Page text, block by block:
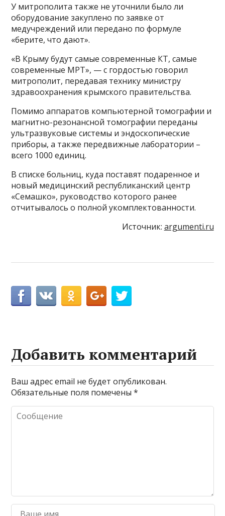
У митрополита также не уточнили было ли
оборудование закуплено по заявке от
медучреждений или передано по формуле
«берите, что дают».
«В Крыму будут самые современные КТ, самые
современные МРТ», — с гордостью говорил
митрополит, передавая технику министру
здравоохранения крымского правительства.
Помимо аппаратов компьютерной томографии и
магнитно-резонансной томографии переданы
ультразвуковые системы и эндоскопические
приборы, а также передвижные лаборатории –
всего 1000 единиц.
В списке больниц, куда поставят подаренное и
новый медицинский республиканский центр
«Семашко», руководство которого ранее
отчитывалось о полной укомплектованности.
Источник: argumenti.ru
Добавить комментарий
Ваш адрес email не будет опубликован.
Обязательные поля помечены*